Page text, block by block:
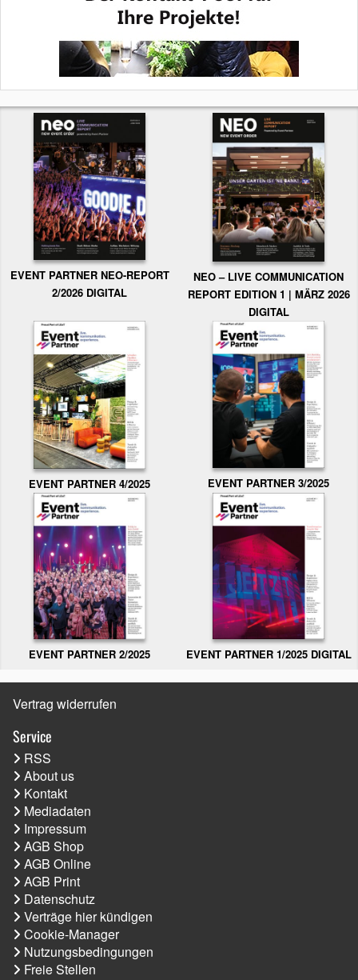
EVENT PARTNER NEO-REPORT
2/2026 DIGITAL
NEO – LIVE COMMUNICATION
REPORT EDITION 1 | MÄRZ 2026
DIGITAL
EVENT PARTNER 4/2025 EVENT PARTNER 3/2025
EVENT PARTNER 2/2025 EVENT PARTNER 1/2025 DIGITAL
Vertrag widerrufen
Service
RSS
About us
Kontakt
Mediadaten
Impressum
AGB Shop
AGB Online
AGB Print
Datenschutz
Verträge hier kündigen
Cookie-Manager
Nutzungsbedingungen
Freie Stellen